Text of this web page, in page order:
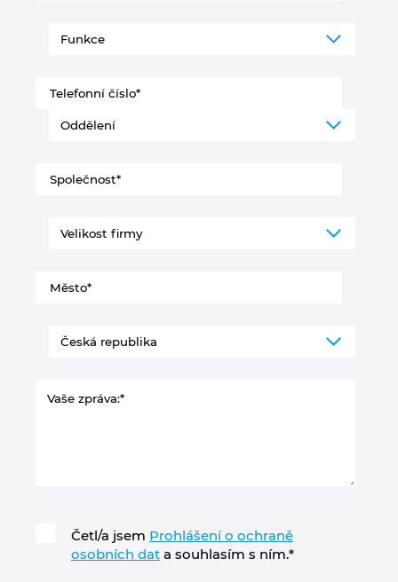
Četl/a jsem Prohlášení o ochraně
osobních dat a souhlasím s ním.*